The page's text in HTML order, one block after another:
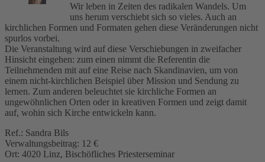
Wir leben in Zeiten des radikalen Wandels. Um
uns herum verschiebt sich so vieles. Auch an
kirchlichen Formen und Formaten gehen diese Veränderungen nicht
spurlos vorbei.
Die Veranstaltung wird auf diese Verschiebungen in zweifacher
Hinsicht eingehen: zum einen nimmt die Referentin die
Teilnehmenden mit auf eine Reise nach Skandinavien, um von
einem nicht-kirchlichen Beispiel über Mission und Sendung zu
lernen. Zum anderen beleuchtet sie kirchliche Formen an
ungewöhnlichen Orten oder in kreativen Formen und zeigt damit
auf, wohin sich Kirche entwickeln kann.
Ref.: Sandra Bils
Verwaltungsbeitrag: 12 €
Ort: 4020 Linz, Bischöfliches Priesterseminar